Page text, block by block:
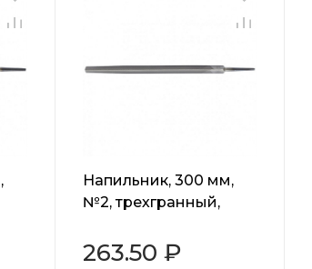
Напильник, 300 мм,
№2, трехгранный,
263.50 ₽